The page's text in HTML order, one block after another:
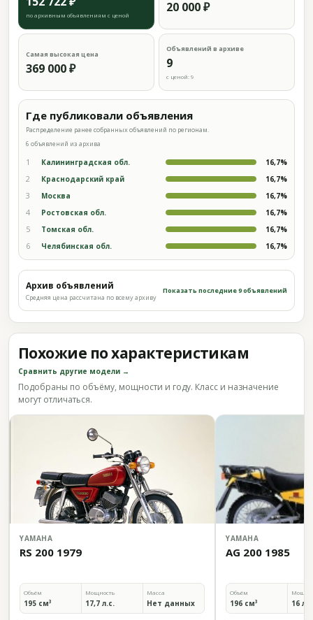
по архивным объявлениям с ценой
20 000 ₽
Самая высокая цена
369 000 ₽
Объявлений в архиве
9
с ценой: 9
Где публиковали объявления
Распределение ранее собранных объявлений по регионам.
6 объявлений из архива
1 Калининградская обл. 16,7%
2 Краснодарский край 16,7%
3 Москва 16,7%
4 Ростовская обл. 16,7%
5 Томская обл. 16,7%
6 Челябинская обл. 16,7%
Архив объявлений
Средняя цена рассчитана по всему архиву
Показать последние 9 объявлений
Похожие по характеристикам
Сравнить другие модели →
Подобраны по объёму, мощности и году. Класс и назначение
могут отличаться.
YAMAHA
RS 200 1979
Объём
195 см³
Мощность
17,7 л.с.
Масса
Нет данных
YAMAHA
AG 200 1985
Объём
196 см³ 16